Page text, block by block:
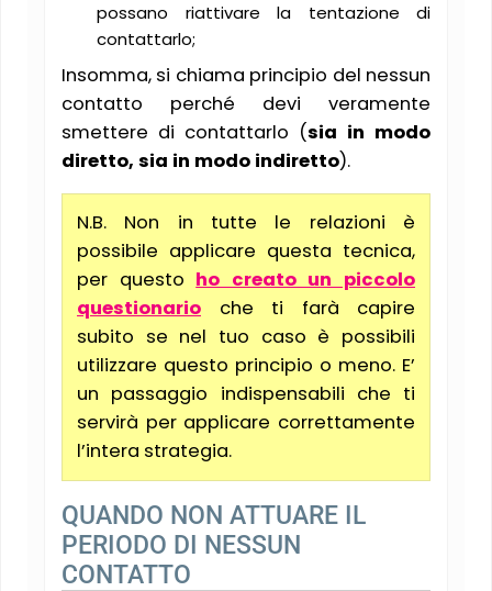
possano riattivare la tentazione di
contattarlo;
Insomma, si chiama principio del nessun
contatto perché devi veramente
smettere di contattarlo (sia in modo
diretto, sia in modo indiretto).
N.B. Non in tutte le relazioni è
possibile applicare questa tecnica,
per questo ho creato un piccolo
questionario che ti farà capire
subito se nel tuo caso è possibili
utilizzare questo principio o meno. E’
un passaggio indispensabili che ti
servirà per applicare correttamente
l’intera strategia.
QUANDO NON ATTUARE IL
PERIODO DI NESSUN
CONTATTO